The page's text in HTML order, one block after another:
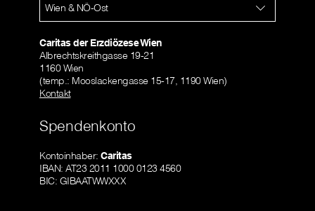
Wien & NÖ-Ost
Caritas der Erzdiözese Wien
Albrechtskreithgasse 19-21
1160 Wien
(temp.: Mooslackengasse 15-17, 1190 Wien)
Kontakt
Spendenkonto
Kontoinhaber: Caritas
IBAN: AT23 2011 1000 0123 4560
BIC: GIBAATWWXXX